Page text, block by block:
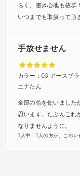
らく、書き心地も抜群
いつまでも取扱って頂
手放せません
ニナたん
カラー： 03 アースブラ
全部の色を使いました
思います。たぶんこれ
なりませんように。
1人中、1人の方が、この